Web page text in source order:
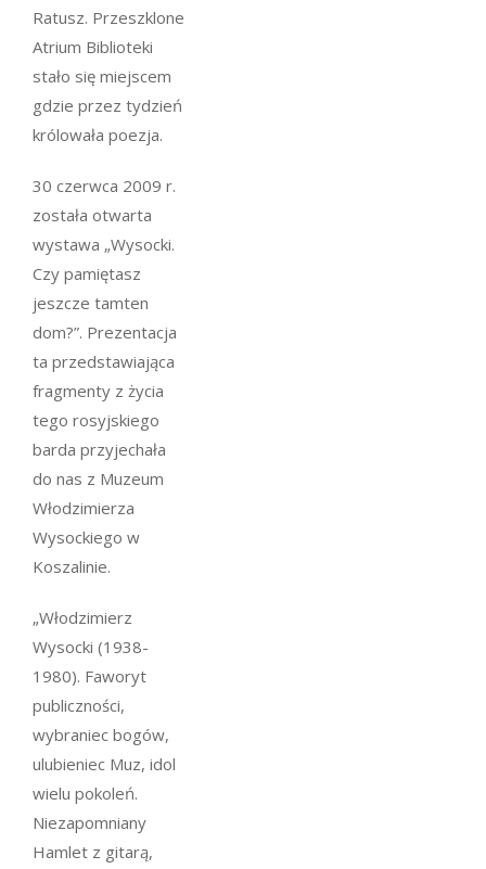
Ratusz. Przeszklone
Atrium Biblioteki
stało się miejscem
gdzie przez tydzień
królowała poezja.
30 czerwca 2009 r.
została otwarta
wystawa „Wysocki.
Czy pamiętasz
jeszcze tamten
dom?”. Prezentacja
ta przedstawiająca
fragmenty z życia
tego rosyjskiego
barda przyjechała
do nas z Muzeum
Włodzimierza
Wysockiego w
Koszalinie.
„Włodzimierz
Wysocki (1938-
1980). Faworyt
publiczności,
wybraniec bogów,
ulubieniec Muz, idol
wielu pokoleń.
Niezapomniany
Hamlet z gitarą,